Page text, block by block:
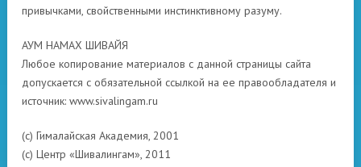
привычками, свойственными инстинктивному разуму.
АУМ НАМАХ ШИВАЙЯ
Любое копирование материалов с данной страницы сайта
допускается с обязательной ссылкой на ее правообладателя и
источник: www.sivalingam.ru
(с) Гималайская Академия, 2001
(с) Центр «Шивалингам», 2011